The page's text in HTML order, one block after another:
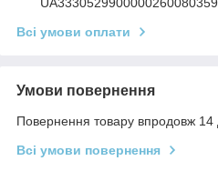
Всі умови оплати
Умови повернення
Повернення товару впродовж 14
Всі умови повернення